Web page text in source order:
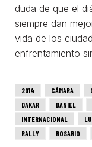
duda de que el
siempre dan
vida de los
enfrentamiento
2014 CÁMARA
DAKAR
DANIEL
INTERNACIONAL
RALLY
ROSARIO